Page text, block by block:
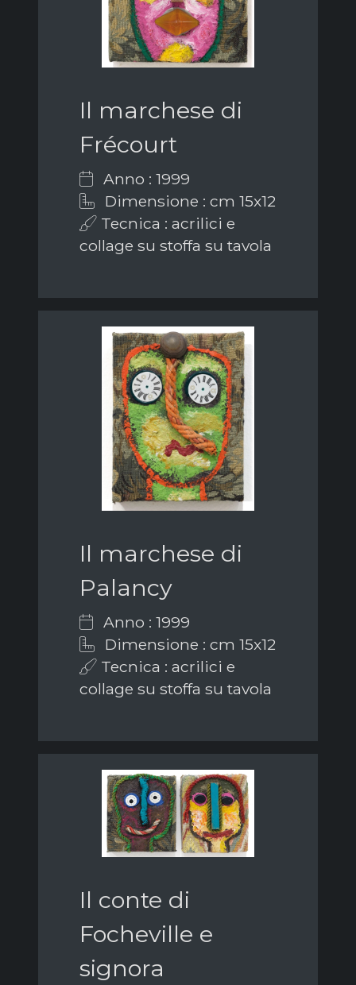
Il marchese di
Frécourt
Anno : 1999
Dimensione : cm 15x12
Tecnica : acrilici e
collage su stoffa su tavola
Il marchese di
Palancy
Anno : 1999
Dimensione : cm 15x12
Tecnica : acrilici e
collage su stoffa su tavola
Il conte di
Focheville e
signora